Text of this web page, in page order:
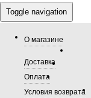
Toggle navigation
О магазине
Доставка
Оплата
Условия возврата